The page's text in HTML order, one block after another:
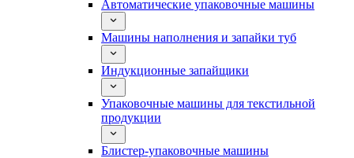
Автоматические упаковочные машины
Машины наполнения и запайки туб
Индукционные запайщики
Упаковочные машины для текстильной
продукции
Блистер-упаковочные машины